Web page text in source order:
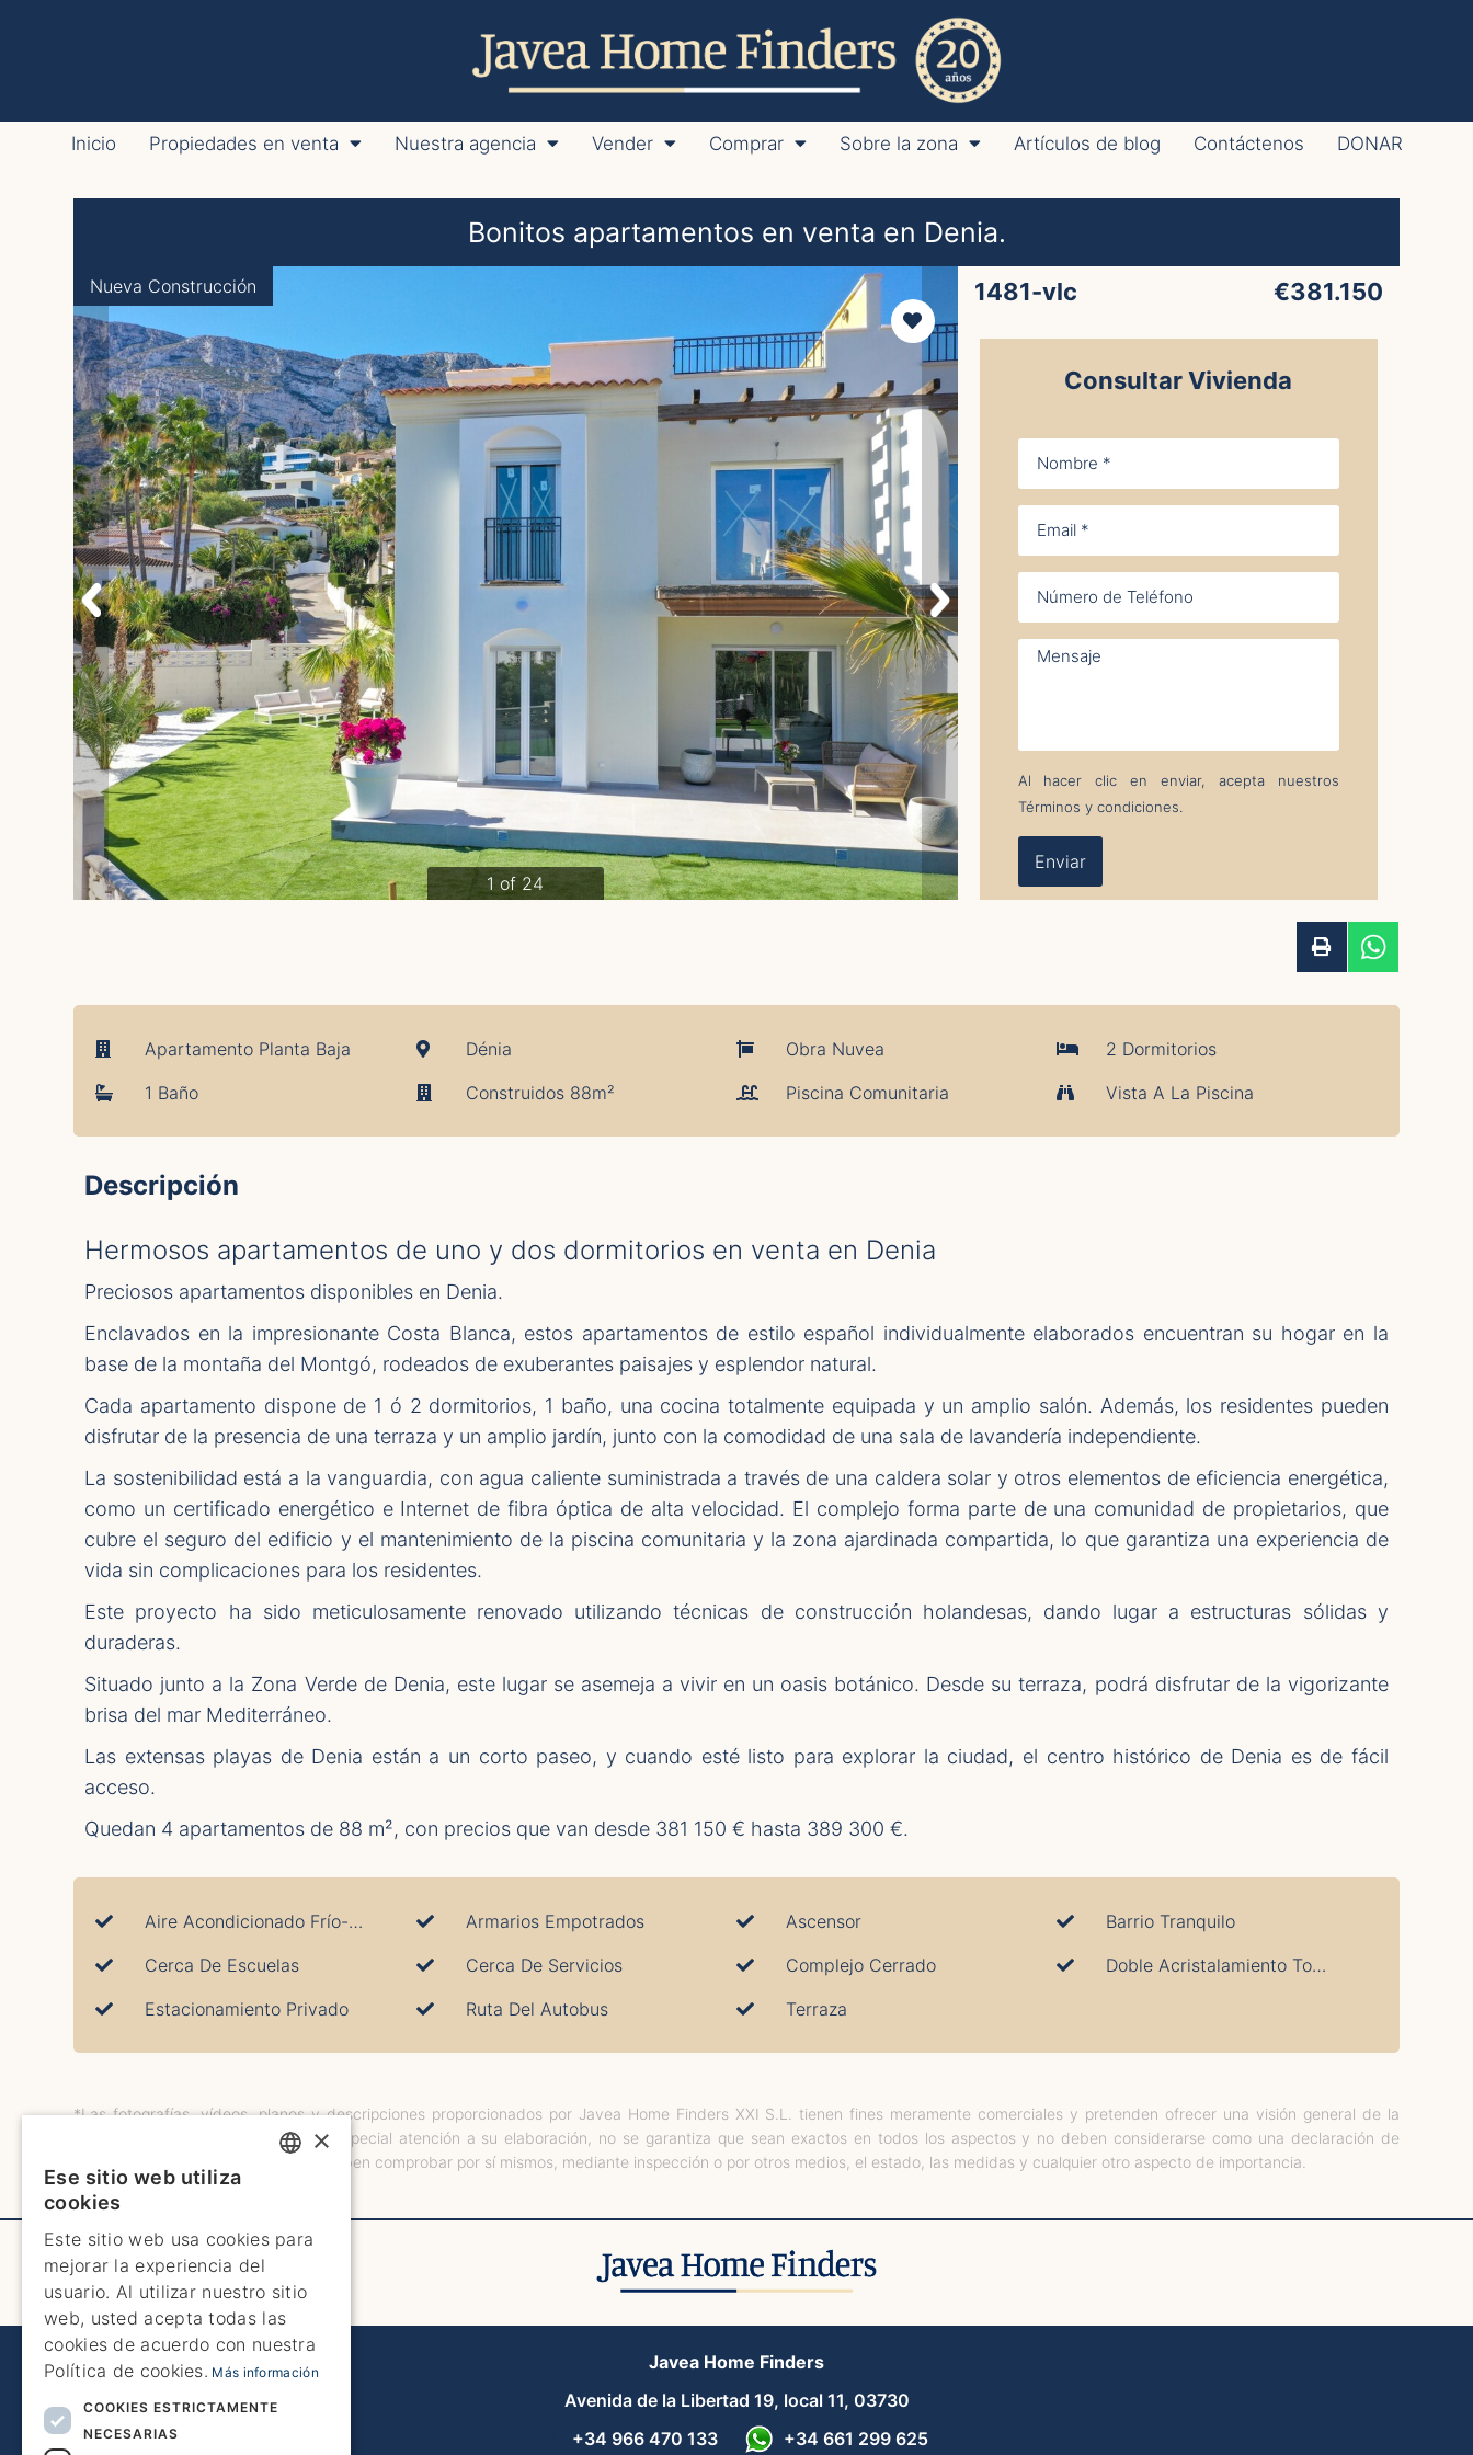
Inicio Propiedades en venta Nuestra agencia Vender Comprar Sobre la zona Artículos de blog Contáctenos DONAR
Bonitos apartamentos en venta en Denia.
1 of 24
Nueva Construcción 1481-vlc €381.150
Consultar Vivienda
Al hacer clic en enviar, acepta nuestros
Términos y condiciones.
Apartamento Planta Baja Dénia Obra Nuvea
2 Dormitorios
1 Baño
Construidos 88m² Piscina Comunitaria Vista A La Piscina
Descripción
Hermosos apartamentos de uno y dos dormitorios en venta en Denia
Preciosos apartamentos disponibles en Denia.
Enclavados en la impresionante Costa Blanca, estos apartamentos de estilo español individualmente elaborados encuentran su hogar en la
base de la montaña del Montgó, rodeados de exuberantes paisajes y esplendor natural.
Cada apartamento dispone de 1 ó 2 dormitorios, 1 baño, una cocina totalmente equipada y un amplio salón. Además, los residentes pueden
disfrutar de la presencia de una terraza y un amplio jardín, junto con la comodidad de una sala de lavandería independiente.
La sostenibilidad está a la vanguardia, con agua caliente suministrada a través de una caldera solar y otros elementos de eficiencia energética,
como un certificado energético e Internet de fibra óptica de alta velocidad. El complejo forma parte de una comunidad de propietarios, que
cubre el seguro del edificio y el mantenimiento de la piscina comunitaria y la zona ajardinada compartida, lo que garantiza una experiencia de
vida sin complicaciones para los residentes.
Este proyecto ha sido meticulosamente renovado utilizando técnicas de construcción holandesas, dando lugar a estructuras sólidas y
duraderas.
Situado junto a la Zona Verde de Denia, este lugar se asemeja a vivir en un oasis botánico. Desde su terraza, podrá disfrutar de la vigorizante
brisa del mar Mediterráneo.
Las extensas playas de Denia están a un corto paseo, y cuando esté listo para explorar la ciudad, el centro histórico de Denia es de fácil
acceso.
Quedan 4 apartamentos de 88 m², con precios que van desde 381 150 € hasta 389 300 €.
Aire Acondicionado Frío-Calor Armarios Empotrados Ascensor
Barrio Tranquilo
Cerca De Escuelas
Cerca De Servicios Complejo Cerrado
Doble Acristalamiento Total
Estacionamiento Privado
Ruta Del Autobus Terraza
*Las fotografías, vídeos, planos y descripciones proporcionados por Javea Home Finders XXI S.L. tienen fines meramente comerciales y pretenden ofrecer una visión general de la
propiedad. Aunque se ha prestado especial atención a su elaboración, no se garantiza que sean exactos en todos los aspectos y no deben considerarse como una declaración de
hechos. Los posibles compradores deben comprobar por sí mismos, mediante inspección o por otros medios, el estado, las medidas y cualquier otro aspecto de importancia.
Javea Home Finders
Avenida de la Libertad 19, local 11, 03730
+34 966 470 133
+34 661 299 625
SPANISH
GERMAN
FRENCH
×
Ese sitio web utiliza
cookies
Este sitio web usa cookies para
mejorar la experiencia del
usuario. Al utilizar nuestro sitio
web, usted acepta todas las
cookies de acuerdo con nuestra
Política de cookies. Más información
COOKIES ESTRICTAMENTE
NECESARIAS